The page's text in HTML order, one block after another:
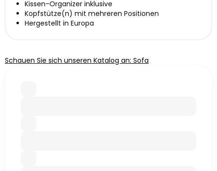
Kissen-Organizer inklusive
Kopfstütze(n) mit mehreren Positionen
Hergestellt in Europa
Schauen Sie sich unseren Katalog an: Sofa